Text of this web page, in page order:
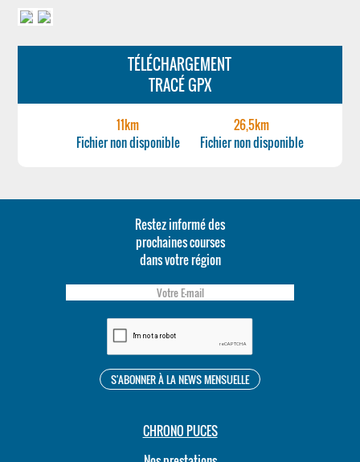
TÉLÉCHARGEMENT
TRACÉ GPX
11km
Fichier non disponible
26,5km
Fichier non disponible
Restez informé des
prochaines courses
dans votre région
CHRONO PUCES